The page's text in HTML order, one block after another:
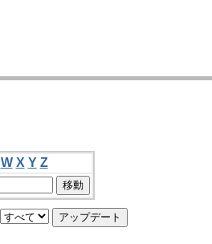
W X Y Z